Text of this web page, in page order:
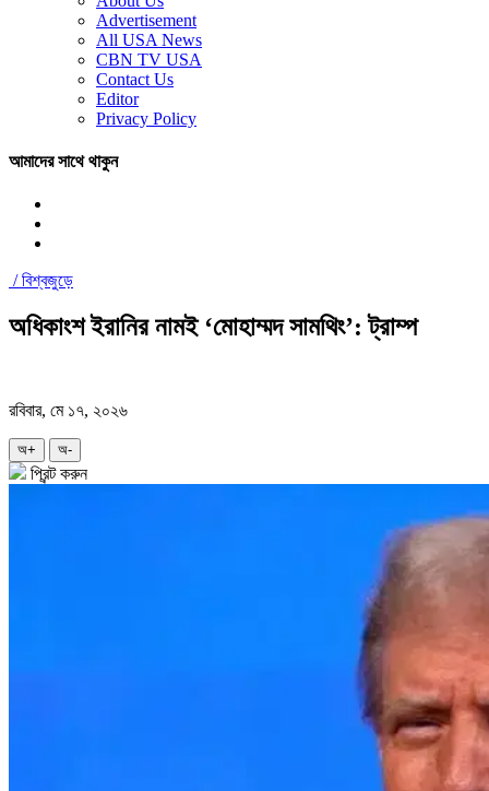
Advertisement
All USA News
CBN TV USA
Contact Us
Editor
Privacy Policy
আমাদের সাথে থাকুন
/বিশ্বজুড়ে
অধিকাংশ ইরানির নামই ‘মোহাম্মদ সামথিং’: ট্রাম্প
রবিবার, মে ১৭, ২০২৬
অ+ অ-
প্রিন্ট করুন